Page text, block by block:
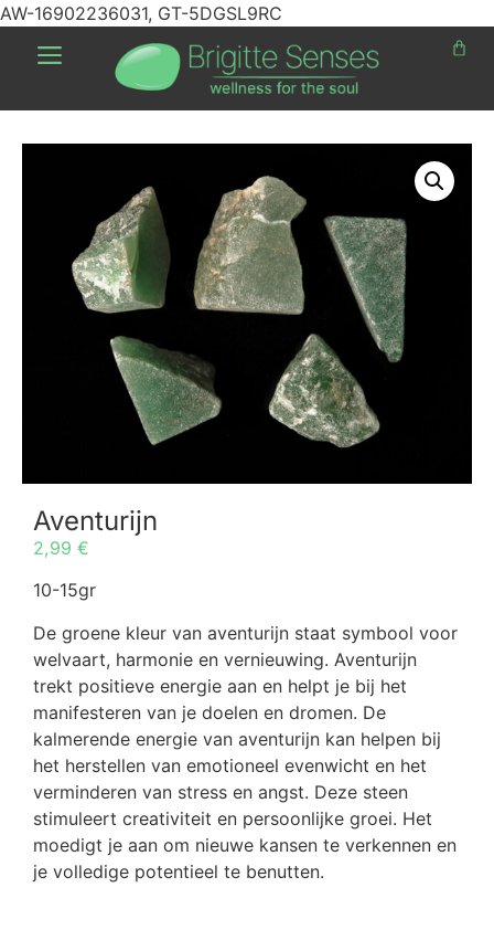
AW-16902236031, GT-5DGSL9RC
Aventurijn
2,99 €
10-15gr
De groene kleur van aventurijn staat symbool voor
welvaart, harmonie en vernieuwing. Aventurijn
trekt positieve energie aan en helpt je bij het
manifesteren van je doelen en dromen. De
kalmerende energie van aventurijn kan helpen bij
het herstellen van emotioneel evenwicht en het
verminderen van stress en angst. Deze steen
stimuleert creativiteit en persoonlijke groei. Het
moedigt je aan om nieuwe kansen te verkennen en
je volledige potentieel te benutten.